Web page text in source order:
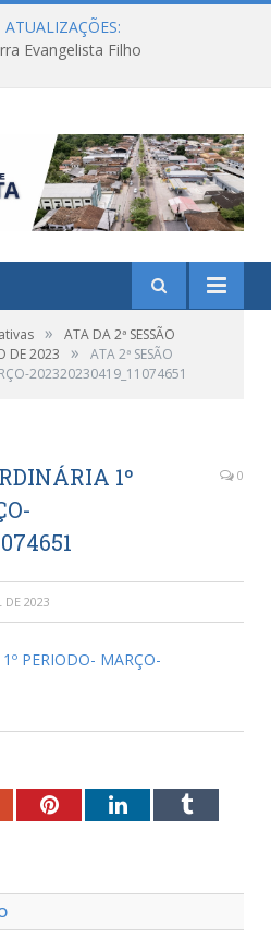
Evangelista Filho
»
ATA DA 2ª SESSÃO
DE 2023
»
ATA 2ª SESÃO
202320230419_11074651
1º
0
DE 2023
PERIODO- MARÇO-
PinterestLinkedInTumblr